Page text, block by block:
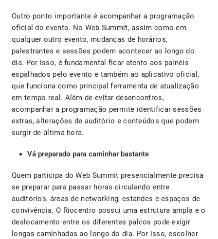
Outro ponto importante é acompanhar a programação
oficial do evento. No Web Summit, assim como em
qualquer outro evento, mudanças de horários,
palestrantes e sessões podem acontecer ao longo do
dia. Por isso, é fundamental ficar atento aos painéis
espalhados pelo evento e também ao aplicativo oficial,
que funciona como principal ferramenta de atualização
em tempo real. Além de evitar desencontros,
acompanhar a programação permite identificar sessões
extras, alterações de auditório e conteúdos que podem
surgir de última hora.
Vá preparado para caminhar bastante
Quem participa do Web Summit presencialmente precisa
se preparar para passar horas circulando entre
auditórios, áreas de networking, estandes e espaços de
convivência. O Riocentro possui uma estrutura ampla e o
deslocamento entre os diferentes palcos pode exigir
longas caminhadas ao longo do dia. Por isso, escolher